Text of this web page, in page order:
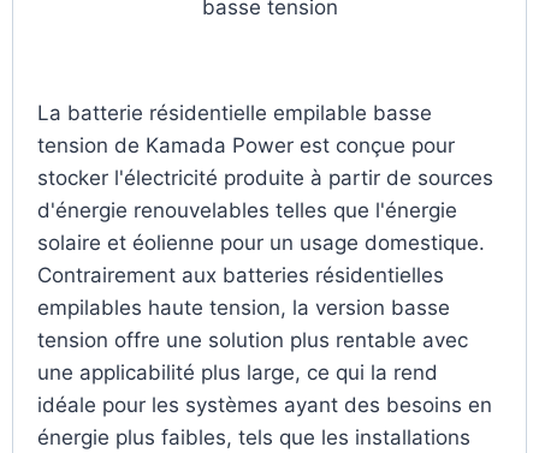
basse tension
La batterie résidentielle empilable basse
tension de Kamada Power est conçue pour
stocker l'électricité produite à partir de sources
d'énergie renouvelables telles que l'énergie
solaire et éolienne pour un usage domestique.
Contrairement aux batteries résidentielles
empilables haute tension, la version basse
tension offre une solution plus rentable avec
une applicabilité plus large, ce qui la rend
idéale pour les systèmes ayant des besoins en
énergie plus faibles, tels que les installations